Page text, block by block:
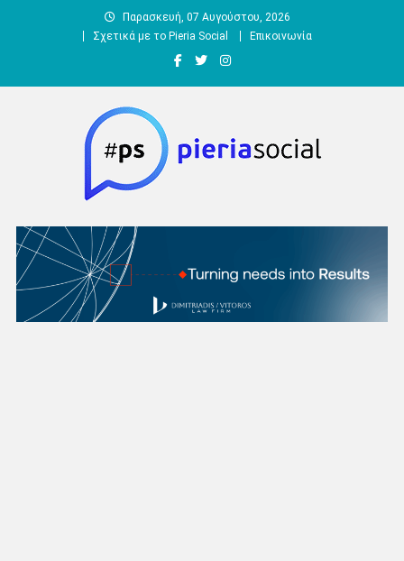
Παρασκευή, 07 Αυγούστου, 2026
Σχετικά με το Pieria Social
Επικοινωνία
Pieria Social